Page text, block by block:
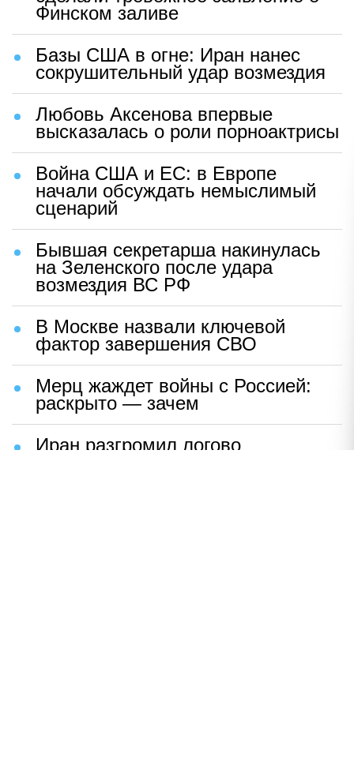
Финском заливе
Базы США в огне: Иран нанес
сокрушительный удар возмездия
Любовь Аксенова впервые
высказалась о роли порноактрисы
Война США и ЕС: в Европе
начали обсуждать немыслимый
сценарий
Бывшая секретарша накинулась
на Зеленского после удара
возмездия ВС РФ
В Москве назвали ключевой
фактор завершения СВО
Мерц жаждет войны с Россией:
раскрыто — зачем
Иран разгромил логово